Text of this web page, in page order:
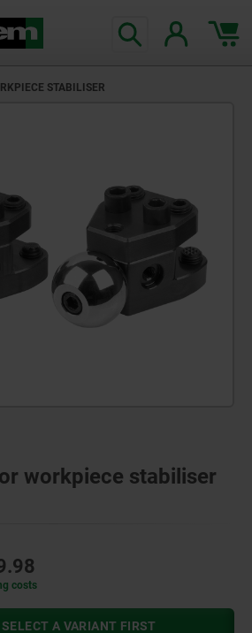
STABILISER
workpiece stabiliser
costs
A VARIANT FIRST